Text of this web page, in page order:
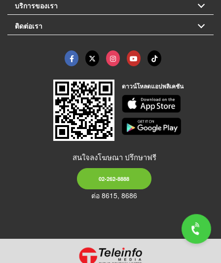
บริการของเรา
ติดต่อเรา
ดาวน์โหลดแอปพลิเคชัน
สนใจลงโฆษณา ปรึกษาฟรี
02-262-8888
ต่อ 8615, 8686